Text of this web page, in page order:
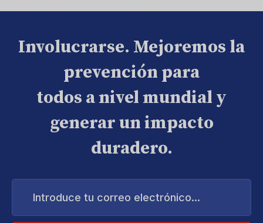
Involucrarse. Mejoremos la
prevención para
todos a nivel mundial y
generar un impacto
duradero.
Introduce
correo